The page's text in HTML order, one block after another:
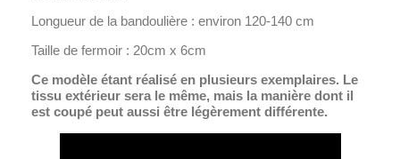
Longueur de la bandoulière : environ 120-140 cm
Taille de fermoir : 20cm x 6cm
Ce modèle étant réalisé en plusieurs exemplaires. Le
tissu extérieur sera le même, mais la manière dont il
est coupé peut aussi être légèrement différente.